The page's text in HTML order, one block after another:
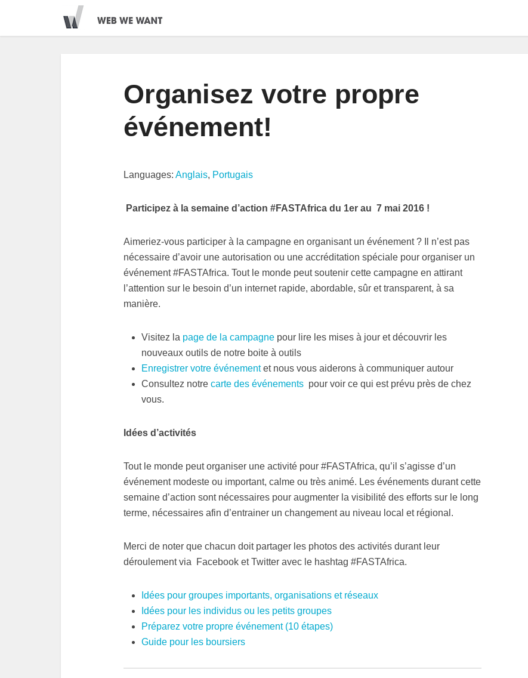
Organisez votre propre
événement!
Languages: Anglais, Portugais
Participez à la semaine d’action #FASTAfrica du 1er au 7 mai 2016 !
Aimeriez-vous participer à la campagne en organisant un événement ? Il n’est pas
nécessaire d’avoir une autorisation ou une accréditation spéciale pour organiser un
événement #FASTAfrica. Tout le monde peut soutenir cette campagne en attirant
l’attention sur le besoin d’un internet rapide, abordable, sûr et transparent, à sa
manière.
Visitez la page de la campagne pour lire les mises à jour et découvrir les
nouveaux outils de notre boite à outils
Enregistrer votre événementet nous vous aiderons à communiquer autour
Consultez notre carte des événements pour voir ce qui est prévu près de chez
vous.
Idées d’activités
Tout le monde peut organiser une activité pour #FASTAfrica, qu’il s’agisse d’un
événement modeste ou important, calme ou très animé. Les événements durant cette
semaine d’action sont nécessaires pour augmenter la visibilité des efforts sur le long
terme, nécessaires afin d’entrainer un changement au niveau local et régional.
Merci de noter que chacun doit partager les photos des activités durant leur
déroulement via Facebook et Twitter avec le hashtag #FASTAfrica.
Idées pour groupes importants, organisations et réseaux
Idées pour les individus ou les petits groupes
Préparez votre propre événement (10 étapes)
Guide pour les boursiers